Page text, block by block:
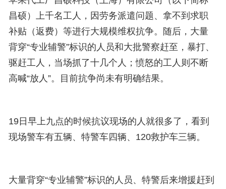
昌硕）上千名工人，因劳务派遣问题、拿不到求职
补贴（返费）等进行大规模维权抗争。随后，大量
背穿“专业辅警”标识的人员和大批警察赶至，暴打、
驱赶工人，当场抓了十几个人；愤怒的工人则不断
高喊“放人”。目前抗争尚未有明确结果。
19日早上九点的时候抗议现场的人就很多了，看到
现场警车有五辆、特警车四辆、120救护车三辆。
大量背穿“专业辅警”标识的人员、特警后来增援赶到